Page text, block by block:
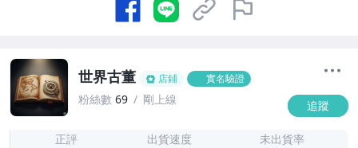
世界古董 店鋪 實名驗證
粉絲數 69 剛上線 追蹤
正評 出貨速度 未出貨率